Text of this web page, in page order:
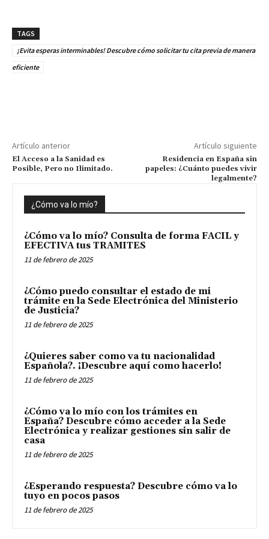
TAGS
¡Evita esperas interminables! Descubre cómo solicitar tu cita previa de manera
eficiente
Artículo anterior
El Acceso a la Sanidad es
Posible, Pero no Ilimitado.
Artículo siguiente
Residencia en España sin
papeles: ¿Cuánto puedes vivir
legalmente?
¿Cómo va lo mío?
¿Cómo va lo mío? Consulta de forma FACIL y
EFECTIVA tus TRAMITES
11 de febrero de 2025
¿Cómo puedo consultar el estado de mi
trámite en la Sede Electrónica del Ministerio
de Justicia?
11 de febrero de 2025
¿Quieres saber como va tu nacionalidad
Española?. ¡Descubre aquí como hacerlo!
11 de febrero de 2025
¿Cómo va lo mío con los trámites en
España? Descubre cómo acceder a la Sede
Electrónica y realizar gestiones sin salir de
casa
11 de febrero de 2025
¿Esperando respuesta? Descubre cómo va lo
tuyo en pocos pasos
11 de febrero de 2025